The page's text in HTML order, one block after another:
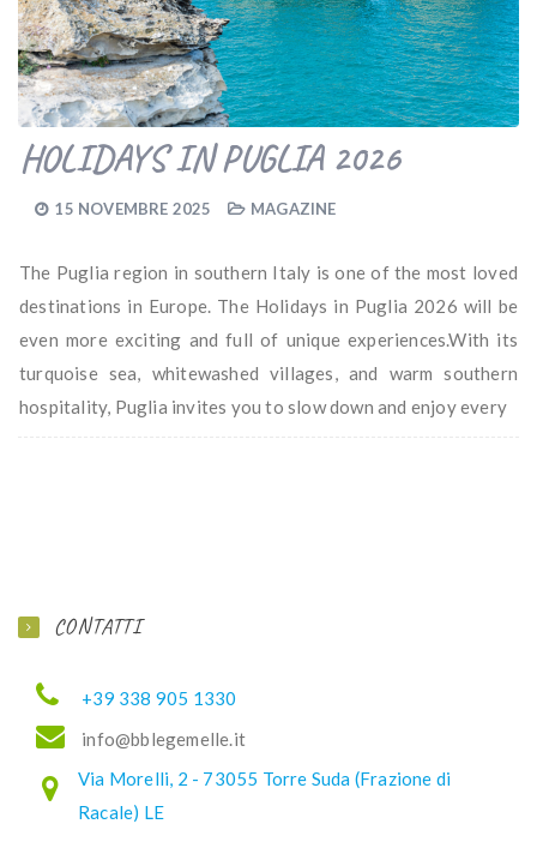
HOLIDAYS IN PUGLIA 2026
15 NOVEMBRE 2025 MAGAZINE
The Puglia region in southern Italy is one of the most loved
destinations in Europe. The Holidays in Puglia 2026 will be
even more exciting and full of unique experiences.With its
turquoise sea, whitewashed villages, and warm southern
hospitality, Puglia invites you to slow down and enjoy every
CONTATTI
+39 338 905 1330
ti.el
lemeg
elbb@
ofni
Via Morelli, 2 - 73055 Torre Suda (Frazione di
Racale) LE